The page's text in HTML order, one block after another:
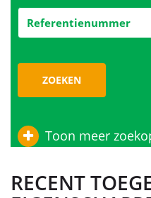
ZOEKEN
Toon meer
RECENT